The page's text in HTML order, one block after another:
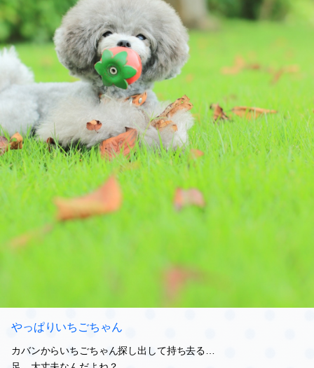
やっぱりいちごちゃん
カバンからいちごちゃん探し出して持ち去る…